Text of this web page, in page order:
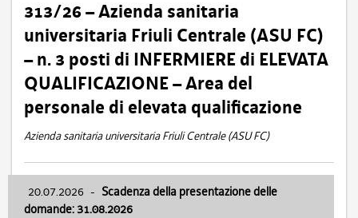
313/26 – Azienda sanitaria
universitaria Friuli Centrale (ASU FC)
– n. 3 posti di INFERMIERE di ELEVATA
QUALIFICAZIONE – Area del
personale di elevata qualificazione
Azienda sanitaria universitaria Friuli Centrale (ASU FC)
20.07.2026 - Scadenza della presentazione delle
domande: 31.08.2026